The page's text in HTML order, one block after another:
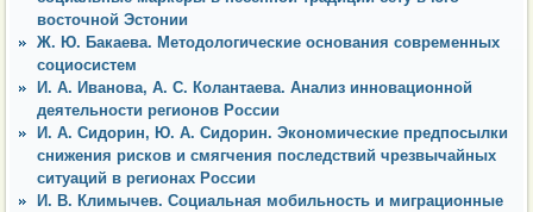
восточной Эстонии
Ж. Ю. Бакаева. Методологические основания современных
социосистем
И. А. Иванова, А. С. Колантаева. Анализ инновационной
деятельности регионов России
И. А. Сидорин, Ю. А. Сидорин. Экономические предпосылки
снижения рисков и смягчения последствий чрезвычайных
ситуаций в регионах России
И. В. Климычев. Социальная мобильность и миграционные